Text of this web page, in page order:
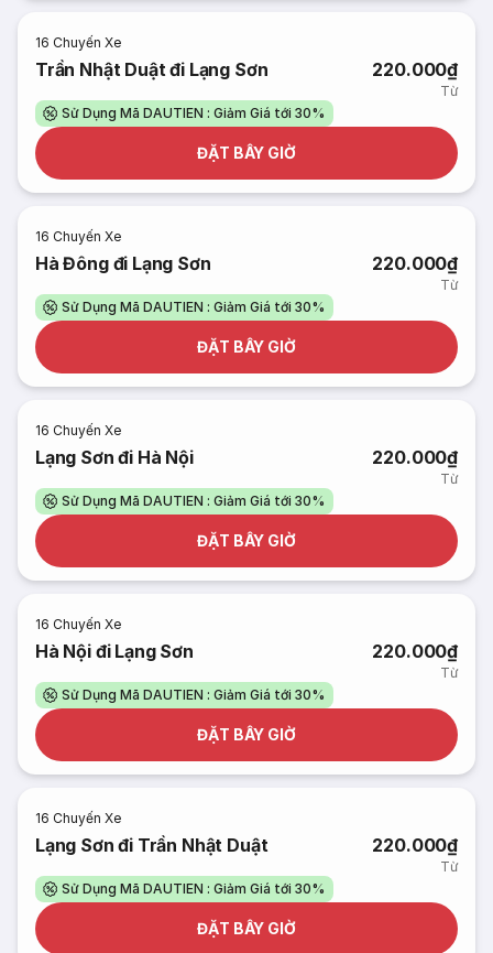
16 Chuyến Xe
Trần Nhật Duật đi Lạng Sơn 220.000₫
Từ
Sử Dụng Mã DAUTIEN : Giảm Giá tới 30%
ĐẶT BÂY GIỜ
16 Chuyến Xe
Hà Đông đi Lạng Sơn 220.000₫
Từ
Sử Dụng Mã DAUTIEN : Giảm Giá tới 30%
ĐẶT BÂY GIỜ
16 Chuyến Xe
Lạng Sơn đi Hà Nội 220.000₫
Từ
Sử Dụng Mã DAUTIEN : Giảm Giá tới 30%
ĐẶT BÂY GIỜ
16 Chuyến Xe
Hà Nội đi Lạng Sơn 220.000₫
Từ
Sử Dụng Mã DAUTIEN : Giảm Giá tới 30%
ĐẶT BÂY GIỜ
16 Chuyến Xe
Lạng Sơn đi Trần Nhật Duật 220.000₫
Từ
Sử Dụng Mã DAUTIEN : Giảm Giá tới 30%
ĐẶT BÂY GIỜ